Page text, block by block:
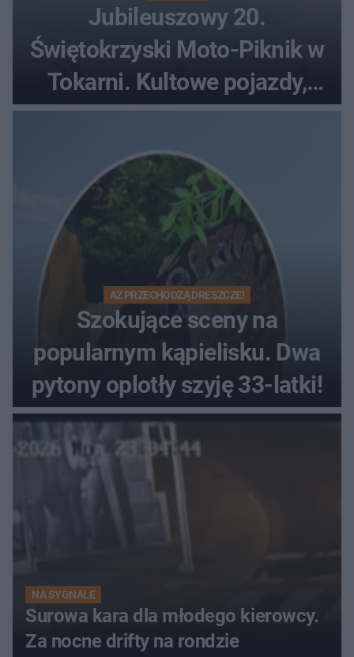
Jubileuszowy 20.
Świętokrzyski Moto-Piknik w
Tokarni. Kultowe pojazdy,
pokazy i muzyczna scena w
Muzeum Wsi Kieleckiej
AŻ PRZECHODZĄ DRESZCZE!
Szokujące sceny na
popularnym kąpielisku. Dwa
pytony oplotły szyję 33-latki!
NA SYGNALE
Surowa kara dla młodego kierowcy.
Za nocne drifty na rondzie